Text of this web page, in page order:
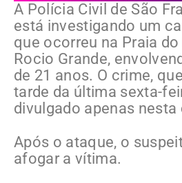
A Polícia Civil de São
está investigando um
que ocorreu na Praia
Rocio Grande,
de 21 anos. O crime,
tarde da última sexta-
divulgado apenas
Após o ataque, o
afogar a vítima.